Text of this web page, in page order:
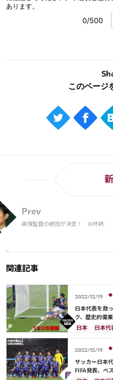
Prev
森保監督の続投が決定！ W杯終了
関連記事
2022/12/19
日本代表を救
ク、歴史的偉
172ゴール
日本 日本代
リシャルリソン
アルゼンチン
前田 大然
2022/12/19
サッカー日本
FIFA発表、ベ